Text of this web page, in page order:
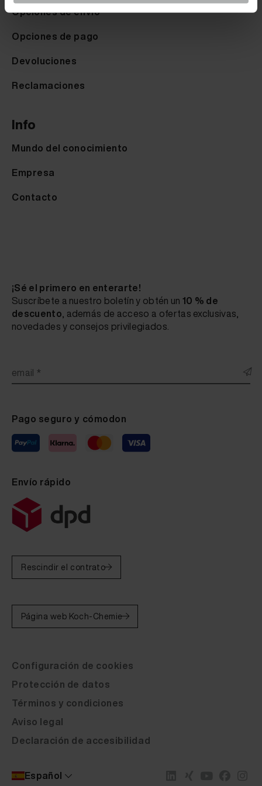
Opciones de envio
Opciones de pago
Devoluciones
Reclamaciones
Info
Mundo del conocimiento
Empresa
Contacto
¡Sé el primero en enterarte!
Suscríbete a nuestro boletín y obtén un 10 % de
descuento, además de acceso a ofertas exclusivas,
novedades y consejos privilegiados.
email *
Pago seguro y cómodon
Envío rápido
Rescindir el contrato
Página web Koch-Chemie
Español
Configuración de cookies
Protección de datos
Términos y condiciones
Aviso legal
Declaración de accesibilidad